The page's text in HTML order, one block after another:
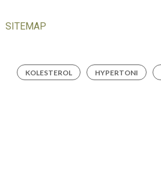
SITEMAP
KOLESTEROL HYPERTONI